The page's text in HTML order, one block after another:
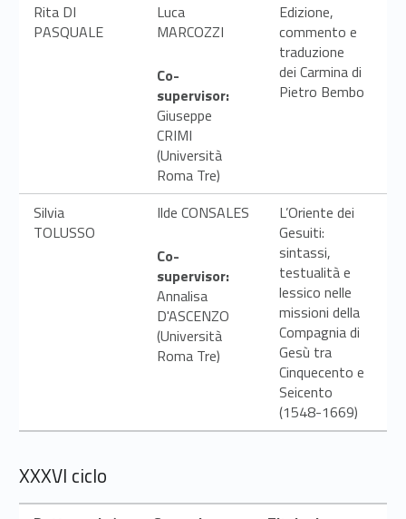
Rita DI
PASQUALE
Luca
MARCOZZI
Co-
supervisor:
Giuseppe
CRIMI
(Università
Roma Tre)
Edizione,
commento e
traduzione
dei Carmina di
Pietro Bembo
Silvia
TOLUSSO
Ilde CONSALES
Co-
supervisor:
Annalisa
D'ASCENZO
(Università
Roma Tre)
L’Oriente dei
Gesuiti:
sintassi,
testualità e
lessico nelle
missioni della
Compagnia di
Gesù tra
Cinquecento e
Seicento
(1548-1669)
XXXVI ciclo